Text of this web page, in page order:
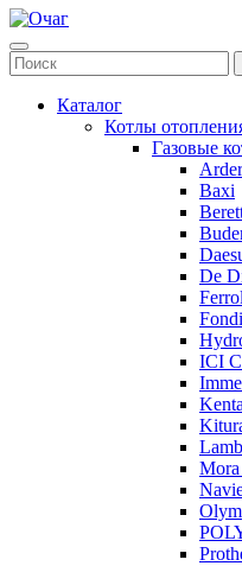
Каталог
Котлы
Газовые
Baxi
De
ICI